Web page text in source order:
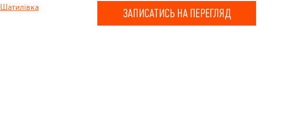
Шатилівка
ЗАПИСАТИСЬ НА ПЕРЕГЛЯД